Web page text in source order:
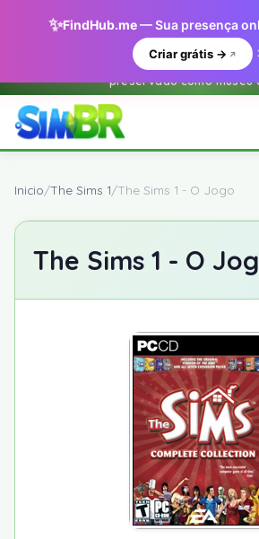
Este e um arquivo historico do O Sim
preservado como museu
Inicio/The Sims 1/The Sims 1 - O Jogo
The Sims 1 - O
✨FindHub.me— Sua presença
Criar grátis →